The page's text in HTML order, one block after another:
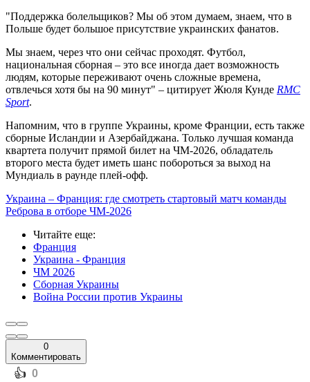
"Поддержка болельщиков? Мы об этом думаем, знаем, что в
Польше будет большое присутствие украинских фанатов.
Мы знаем, через что они сейчас проходят. Футбол,
национальная сборная – это все иногда дает возможность
людям, которые переживают очень сложные времена,
отвлечься хотя бы на 90 минут" – цитирует Жюля Кунде RMC
Sport.
Напомним, что в группе Украины, кроме Франции, есть также
сборные Исландии и Азербайджана. Только лучшая команда
квартета получит прямой билет на ЧМ-2026, обладатель
второго места будет иметь шанс побороться за выход на
Мундиаль в раунде плей-офф.
Украина – Франция: где смотреть стартовый матч команды
Реброва в отборе ЧМ-2026
Читайте еще:
Франция
Украина - Франция
ЧМ 2026
Сборная Украины
Война России против Украины
0
Комментировать
️👍 0